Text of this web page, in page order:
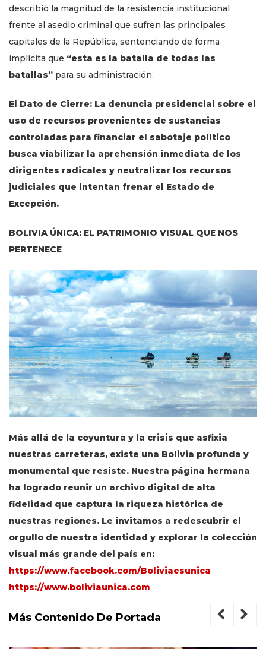
describió la magnitud de la resistencia institucional
frente al asedio criminal que sufren las principales
capitales de la República, sentenciando de forma
implícita que “esta es la batalla de todas las
batallas” para su administración.
El Dato de Cierre: La denuncia presidencial sobre el
uso de recursos provenientes de sustancias
controladas para financiar el sabotaje político
busca viabilizar la aprehensión inmediata de los
dirigentes radicales y neutralizar los recursos
judiciales que intentan frenar el Estado de
Excepción.
BOLIVIA ÚNICA: EL PATRIMONIO VISUAL QUE NOS
PERTENECE
Más allá de la coyuntura y la crisis que asfixia
nuestras carreteras, existe una Bolivia profunda y
monumental que resiste. Nuestra página hermana
ha logrado reunir un archivo digital de alta
fidelidad que captura la riqueza histórica de
nuestras regiones. Le invitamos a redescubrir el
orgullo de nuestra identidad y explorar la colección
visual más grande del país en:
https://www.facebook.com/Boliviaesunica
https://www.boliviaunica.com
Más Contenido De Portada